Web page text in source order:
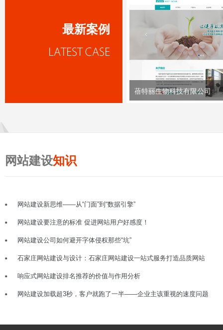
最新案例
蓓特丽生物科技有限公司
网站建设知识
网站建设新思维——从“门面”到“数据引擎”
网站建设要注意的标准 促进网站用户好感度！
网站建设公司如何避开字体侵权那些“坑”
石家庄网站建设与设计：石家庄网站建设一站式服务打造品质网站
响应式网站建设排名推荐的价值与作用分析
网站建设加载超3秒，客户就跑了一半——企业主该重视的速度问题